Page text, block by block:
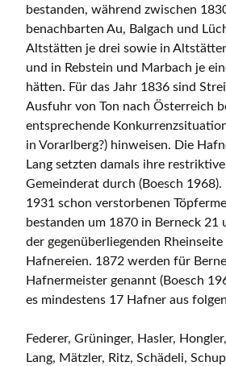
bestanden, während zwischen
benachbarten Au, Balgach und
Altstätten je drei sowie in
und in Rebstein und Marbach je
hätten. Für das Jahr 1836 sind
Ausfuhr von Ton nach Österreich
entsprechende
in Vorarlberg?) hinweisen. Die
Lang setzten damals ihre
Gemeinderat durch (Boesch 1968).
1931 schon verstorbenen
bestanden um 1870 in Berneck 21
der gegenüberliegenden
Hafnereien. 1872 werden für
Hafnermeister genannt (Boesch
es mindestens 17 Hafner aus
Federer, Grüninger, Hasler,
Lang, Mätzler, Ritz, Schädeli,